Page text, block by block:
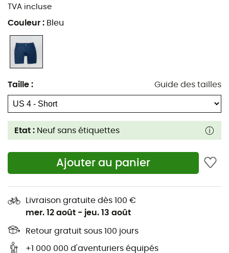
TVA incluse
Couleur : Bleu
Taille : Guide des tailles
Etat : Neuf sans étiquettes
Ajouter au panier
Livraison gratuite dès 100 €
mer. 12 août - jeu. 13 août
Retour gratuit sous 100 jours
+1 000 000 d'aventuriers équipés